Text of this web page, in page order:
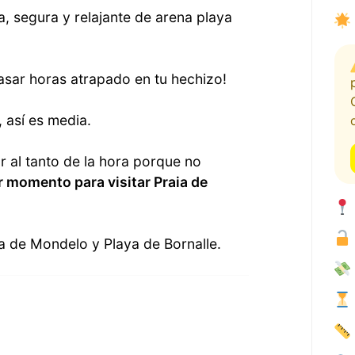
segura y relajante de arena playa
horas atrapado en tu hechizo!
es media.
al tanto de la hora porque no
momento para visitar Praia de
de Mondelo y Playa de Bornalle.